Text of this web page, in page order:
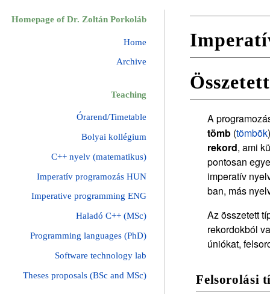
Homepage of Dr. Zoltán Porkoláb
Home
Archive
Teaching
Órarend/Timetable
Bolyai kollégium
C++ nyelv (matematikus)
Imperatív programozás HUN
Imperative programming ENG
Haladó C++ (MSc)
Programming languages (PhD)
Software technology lab
Theses proposals (BSc and MSc)
A
tömb (tömbök
rekord, ami
pontosan
imperatív
ban, más
Az összetett
rekordokból
úniókat,
Felsorolási